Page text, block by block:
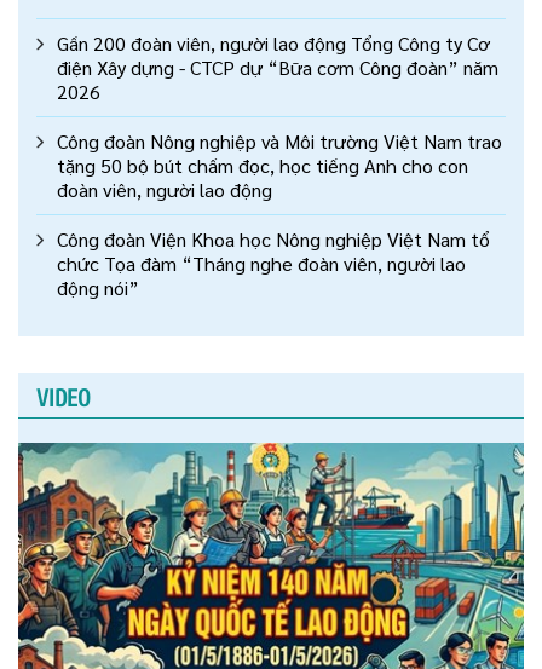
Gần 200 đoàn viên, người lao động Tổng Công ty Cơ
điện Xây dựng - CTCP dự “Bữa cơm Công đoàn” năm
2026
Công đoàn Nông nghiệp và Môi trường Việt Nam trao
tặng 50 bộ bút chấm đọc, học tiếng Anh cho con
đoàn viên, người lao động
Công đoàn Viện Khoa học Nông nghiệp Việt Nam tổ
chức Tọa đàm “Tháng nghe đoàn viên, người lao
động nói”
VIDEO